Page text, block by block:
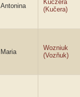
Antonina
Kuczera
(Kučera)
Maria
Wozniuk
(Vozňuk)